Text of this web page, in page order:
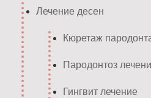
Лечение десен
Кюретаж
Пародонтоз
Гингвит лечение